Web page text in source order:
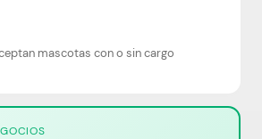
mascotas con o sin cargo